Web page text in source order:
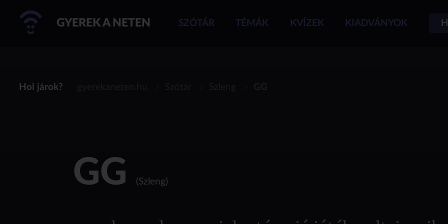
GYEREK A NETEN SZÓTÁR TÉMÁK KVÍZEK KIADVÁNYOK
Hol járok?
GG (Szleng)